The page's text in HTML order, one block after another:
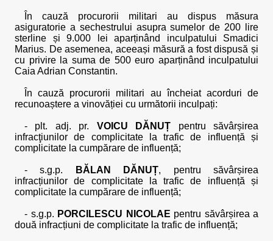
În cauză procurorii militari au dispus măsura
asiguratorie a sechestrului asupra sumelor de 200 lire
sterline și 9.000 lei aparținând inculpatului Smadici
Marius. De asemenea, aceeași măsură a fost dispusă și
cu privire la suma de 500 euro aparținând inculpatului
Caia Adrian Constantin.
În cauză procurorii militari au încheiat acorduri de
recunoaștere a vinovăției cu următorii inculpați:
- plt. adj. pr. VOICU DĂNUȚ pentru săvârșirea
infracţiunilor de complicitate la trafic de influență și
complicitate la cumpărare de influență;
- s.g.p. BĂLAN DĂNUȚ, pentru săvârșirea
infracțiunilor de complicitate la trafic de influență și
complicitate la cumpărare de influență;
- s.g.p. PORCILESCU NICOLAE pentru săvârșirea a
două infracțiuni de complicitate la trafic de influență;